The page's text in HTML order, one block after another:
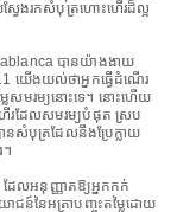
វែងរកសំបុត្រហោះហើរដ៏ល្អ
បានយ៉ាងងាយ
យើងយល់ថាអ្នកធ្វើដំណើរ
ៃសមរម្យនោះទេ។ នោះហើយ
ើរដែលសមរម្យបំផុត ស្រប
នសំបុត្រដែលនឹងប្រែក្លាយ
។
ែលអនុញ្ញាតឱ្យអ្នកកក់
ជន៍នៃអត្រាបញ្ចុះតម្លៃដោយ